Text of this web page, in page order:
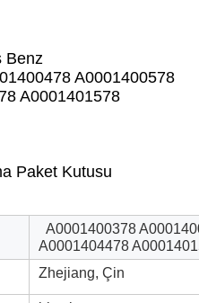
Benz
A0001400578
A0001401578
Paket Kutusu
A0001400378
A0001404478
Zhejiang, Çin